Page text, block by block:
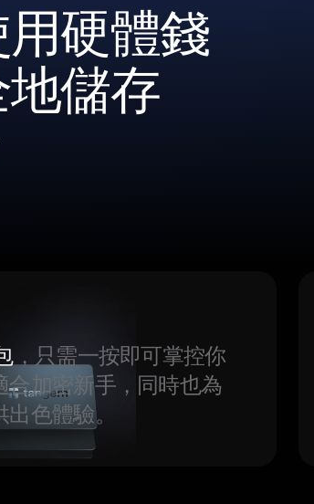
硬體錢
儲存
，只需一按即可掌控你
合加密新手，同時也為
色體驗。